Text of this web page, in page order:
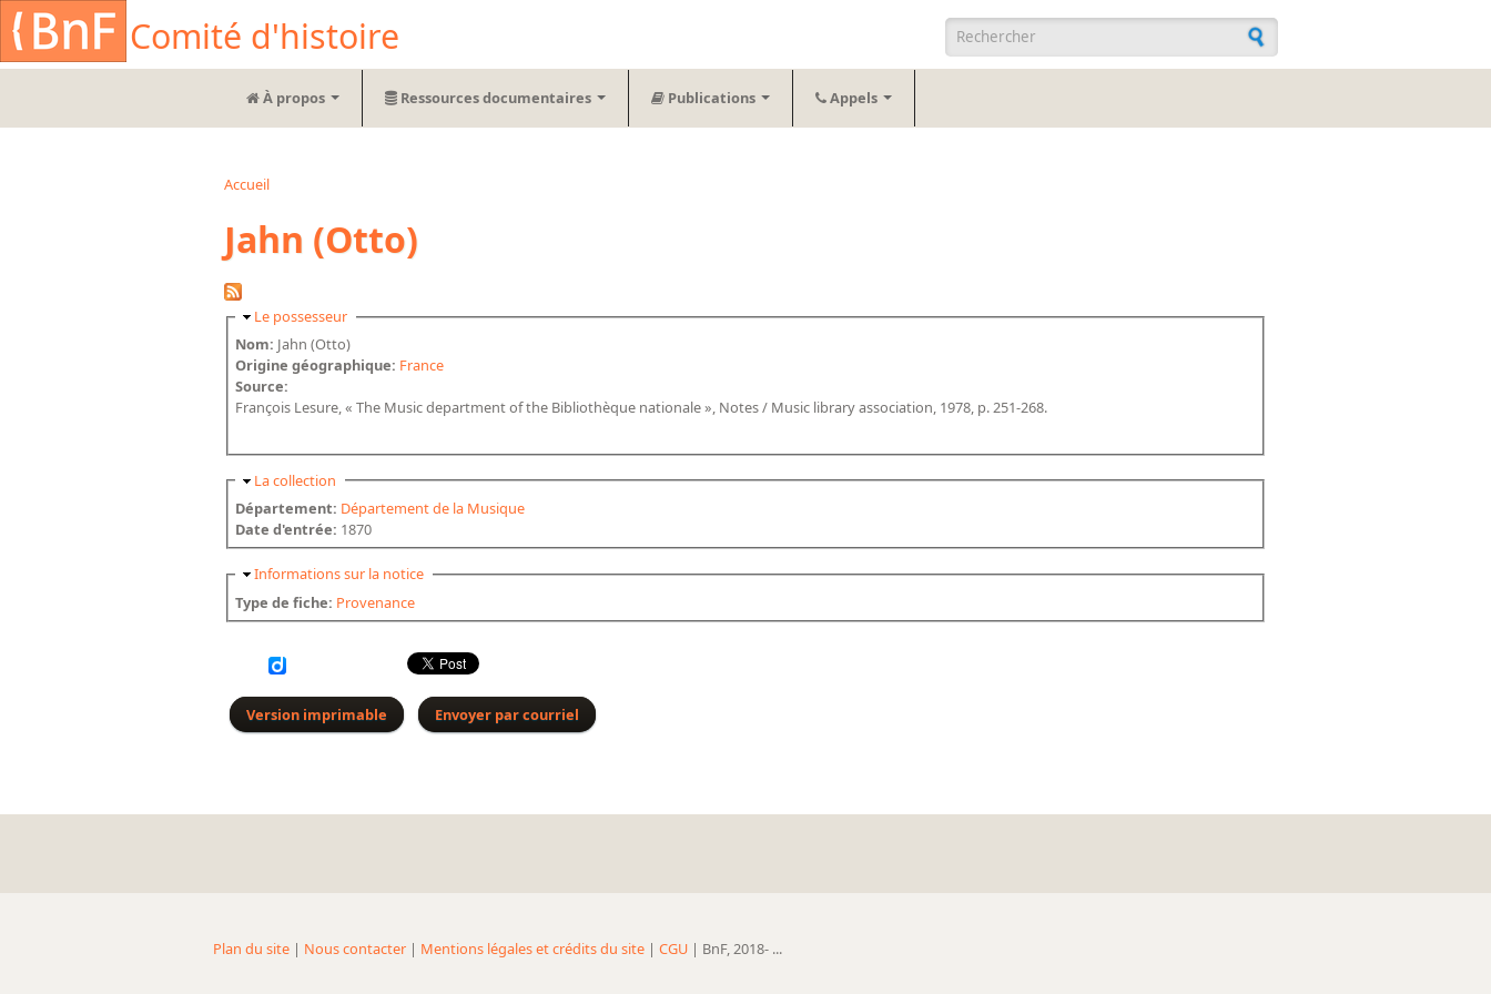
Aller au contenu principal
Comité d'histoire Formulaire de recherche
À propos Ressources documentaires Publications Appels
Accueil
Jahn (Otto)
Masquer
Le possesseur
Nom: Jahn (Otto)
Origine géographique: France
Source:
François Lesure, « The Music department of the Bibliothèque nationale », Notes / Music library association, 1978, p. 251-268.
Masquer
La collection
Département: Département de la Musique
Date d'entrée: 1870
Masquer
Informations sur la notice
Type de fiche: Provenance
Version imprimable Envoyer par courriel
Plan du site | Nous contacter | Mentions légales et crédits du site | CGU | BnF, 2018- ...
Cookies management panel